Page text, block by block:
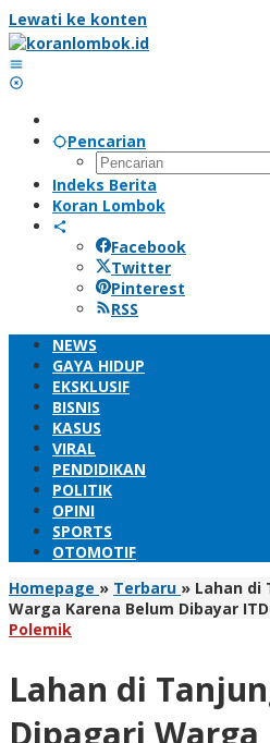
Lewati ke konten
Pencarian
Indeks Berita
Koran Lombok
Facebook
Twitter
Pinterest
RSS
NEWS
GAYA HIDUP
EKSKLUSIF
BISNIS
KASUS
VIRAL
PENDIDIKAN
POLITIK
OPINI
SPORTS
OTOMOTIF
Homepage » Terbaru » Lahan di
Warga Karena Belum Dibayar
Polemik
Lahan di
Dipagari Warga